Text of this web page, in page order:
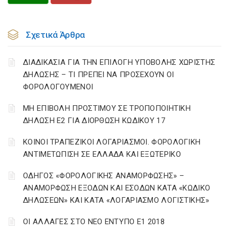
Σχετικά Άρθρα
ΔΙΑΔΙΚΑΣΙΑ ΓΙΑ ΤΗΝ ΕΠΙΛΟΓΗ ΥΠΟΒΟΛΗΣ ΧΩΡΙΣΤΗΣ
ΔΗΛΩΣΗΣ – ΤΙ ΠΡΕΠΕΙ ΝΑ ΠΡΟΣΕΧΟΥΝ ΟΙ
ΦΟΡΟΛΟΓΟΥΜΕΝΟΙ
ΜΗ ΕΠΙΒΟΛΗ ΠΡΟΣΤΙΜΟΥ ΣΕ ΤΡΟΠΟΠΟΙΗΤΙΚΗ
ΔΗΛΩΣΗ Ε2 ΓΙΑ ΔΙΟΡΘΩΣΗ ΚΩΔΙΚΟΥ 17
ΚΟΙΝΟΙ ΤΡΑΠΕΖΙΚΟΙ ΛΟΓΑΡΙΑΣΜΟΙ. ΦΟΡΟΛΟΓΙΚΗ
ΑΝΤΙΜΕΤΩΠΙΣΗ ΣΕ ΕΛΛΑΔΑ ΚΑΙ ΕΞΩΤΕΡΙΚΟ
ΟΔΗΓΟΣ «ΦΟΡΟΛΟΓΙΚΗΣ ΑΝΑΜΟΡΦΩΣΗΣ» –
ΑΝΑΜΟΡΦΩΣΗ ΕΞΟΔΩΝ ΚΑΙ ΕΣΟΔΩΝ ΚΑΤΑ «ΚΩΔΙΚΟ
ΔΗΛΩΣΕΩΝ» ΚΑΙ ΚΑΤΑ «ΛΟΓΑΡΙΑΣΜΟ ΛΟΓΙΣΤΙΚΗΣ»
ΟΙ ΑΛΛΑΓΕΣ ΣΤΟ ΝΕΟ ΕΝΤΥΠΟ Ε1 2018